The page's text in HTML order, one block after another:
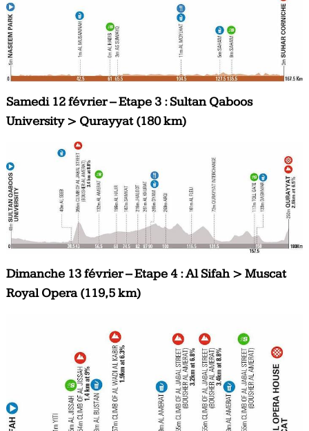
Samedi 12 février – Etape 3 : Sultan Qaboos
University > Qurayyat (180 km)
Dimanche 13 février – Etape 4 : Al Sifah > Muscat
Royal Opera (119,5 km)